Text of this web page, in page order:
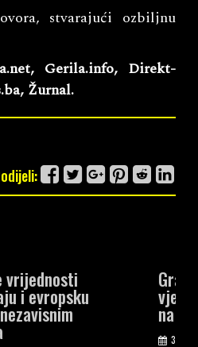
stvarajući ozbiljnu
Gerila.info, Direkt-
Žurnal.
i dalje najviše
medijima, političari
liste
2026